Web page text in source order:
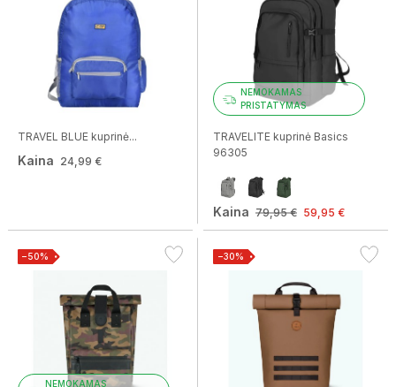
TRAVEL BLUE kuprinė...
Kaina 24,99 €
NEMOKAMAS
PRISTATYMAS
TRAVELITE kuprinė Basics
96305
Kaina 79,95 € 59,95 €
−50%
NEMOKAMAS
−30%